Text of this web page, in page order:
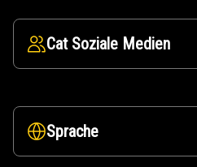
Cat Soziale Medien
Sprache